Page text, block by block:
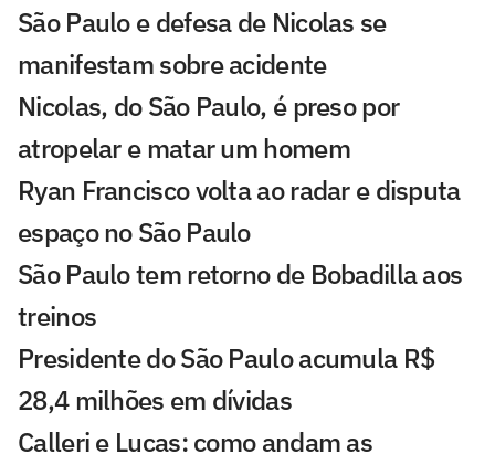
São Paulo e defesa de Nicolas se
manifestam sobre acidente
Nicolas, do São Paulo, é preso por
atropelar e matar um homem
Ryan Francisco volta ao radar e disputa
espaço no São Paulo
São Paulo tem retorno de Bobadilla aos
treinos
Presidente do São Paulo acumula R$
28,4 milhões em dívidas
Calleri e Lucas: como andam as